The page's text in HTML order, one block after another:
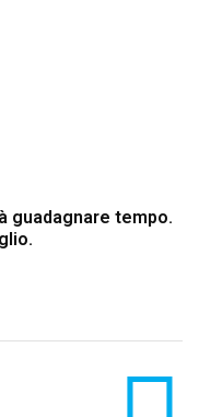
guadagnare tempo.